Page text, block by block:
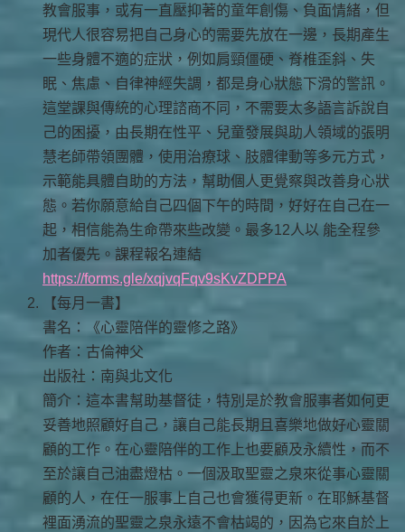
教會服事，或有一直壓抑著的童年創傷、負面情緒，但
現代人很容易把自己身心的需要先放在一邊，長期產生
一些身體不適的症狀，例如肩頸僵硬、脊椎歪斜、失
眠、焦慮、自律神經失調，都是身心狀態下滑的警訊。
這堂課與傳統的心理諮商不同，不需要太多語言訴說自
己的困擾，由長期在性平、兒童發展與助人領域的張明
慧老師帶領團體，使用治療球、肢體律動等多元方式，
示範能具體自助的方法，幫助個人更覺察與改善身心狀
態。若你願意給自己四個下午的時間，好好在自己在一
起，相信能為生命帶來些改變。最多12人以 能全程參
加者優先。課程報名連結
https://forms.gle/xqjvqFqv9sKvZDPPA
【每月一書】
書名：《心靈陪伴的靈修之路》
作者：古倫神父
出版社：南與北文化
簡介：這本書幫助基督徒，特別是於教會服事者如何更
妥善地照顧好自己，讓自己能長期且喜樂地做好心靈關
顧的工作。在心靈陪伴的工作上也要顧及永續性，而不
至於讓自己油盡燈枯。一個汲取聖靈之泉來從事心靈關
顧的人，在任一服事上自己也會獲得更新。在耶穌基督
裡面湧流的聖靈之泉永遠不會枯竭的，因為它來自於上